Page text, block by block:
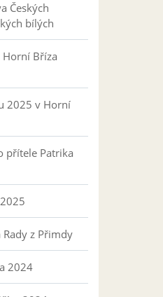
Českých
bílých
Horní Bříza
2025 v Horní
přítele Patrika
Rady z Přimdy
2024